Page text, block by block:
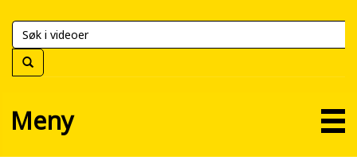
Universitetsbiblioteket
Meny